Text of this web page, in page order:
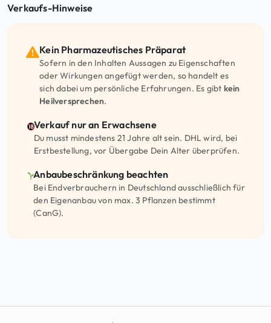
Verkaufs-Hinweise
Kein Pharmazeutisches Präparat
Sofern in den Inhalten Aussagen zu Eigenschaften
oder Wirkungen angefügt werden, so handelt es
sich dabei um persönliche Erfahrungen. Es gibt kein
Heilversprechen.
Verkauf nur an Erwachsene
Du musst mindestens 21 Jahre alt sein. DHL wird, bei
Erstbestellung, vor Übergabe Dein Alter überprüfen.
Anbaubeschränkung beachten
Bei Endverbrauchern in Deutschland ausschließlich für
den Eigenanbau von max. 3 Pflanzen bestimmt
(CanG).